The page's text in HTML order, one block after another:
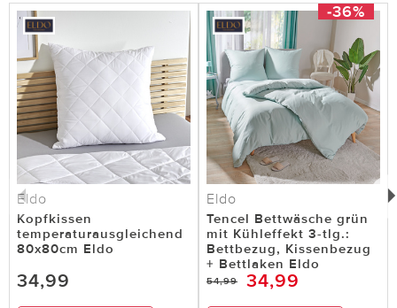
Eldo
Kopfkissen
temperaturausgleichend
80x80cm Eldo
34,99
-36%
Eldo
Tencel Bettwäsche grün
mit Kühleffekt 3-tlg.:
Bettbezug, Kissenbezug
+ Bettlaken Eldo
54,99 34,99